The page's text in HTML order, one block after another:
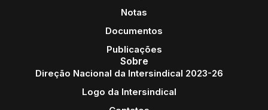
Notas
Documentos
Publicações
Sobre
Direção Nacional da Intersindical 2023-26
Logo da Intersindical